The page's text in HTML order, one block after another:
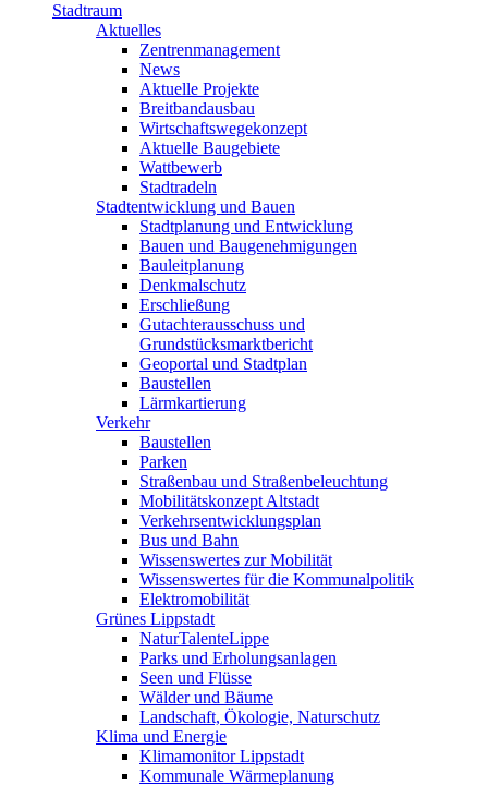
Stadtraum
Aktuelles
Zentrenmanagement
News
Aktuelle Projekte
Breitbandausbau
Wirtschaftswegekonzept
Aktuelle Baugebiete
Wattbewerb
Stadtradeln
Stadtentwicklung und Bauen
Stadtplanung und Entwicklung
Bauen und Baugenehmigungen
Bauleitplanung
Denkmalschutz
Erschließung
Gutachterausschuss und
Grundstücksmarktbericht
Geoportal und Stadtplan
Baustellen
Lärmkartierung
Verkehr
Baustellen
Parken
Straßenbau und Straßenbeleuchtung
Mobilitätskonzept Altstadt
Verkehrsentwicklungsplan
Bus und Bahn
Wissenswertes zur Mobilität
Wissenswertes für die Kommunalpolitik
Elektromobilität
Grünes Lippstadt
NaturTalenteLippe
Parks und Erholungsanlagen
Seen und Flüsse
Wälder und Bäume
Landschaft, Ökologie, Naturschutz
Klima und Energie
Klimamonitor Lippstadt
Kommunale Wärmeplanung